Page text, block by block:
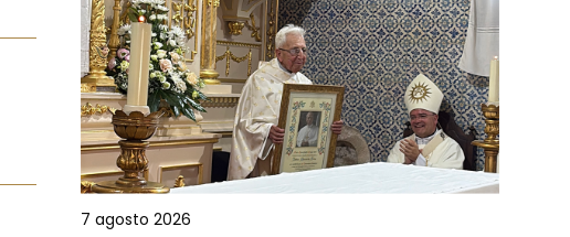
7 agosto 2026